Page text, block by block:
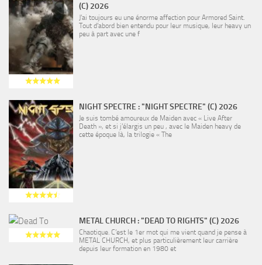
(C) 2026
J’ai toujours eu une énorme affection pour Armored Saint.
Tout d’abord bien entendu pour leur musique, leur heavy un
peu à part avec une f
NIGHT SPECTRE : "NIGHT SPECTRE" (C) 2026
Je suis tombé amoureux de Maiden avec « Live After
Death », et si j’élargis un peu , avec le Maiden heavy de
cette époque là, la trilogie « The
METAL CHURCH : "DEAD TO RIGHTS" (C) 2026
Chaotique. C’est le 1er mot qui me vient quand je pense à
METAL CHURCH, et plus particulièrement leur carrière
depuis leur formation en 1980 et